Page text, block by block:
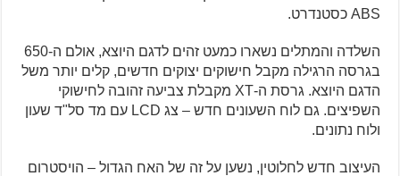
ABS כסטנדרט.
השלדה והמתלים נשארו כמעט זהים לדגם היוצא, אולם ה-650
בגרסה הרגילה מקבל חישוקים יצוקים חדשים, קלים יותר משל
הדגם היוצא. גרסת ה-XT מקבלת צביעה זהובה לחישוקי
השפיצים. גם לוח השעונים חדש – צג LCD עם מד סל"ד שעון
ולוח נתונים.
העיצוב חדש לחלוטין, נשען על זה של האח הגדול – הויסטרום